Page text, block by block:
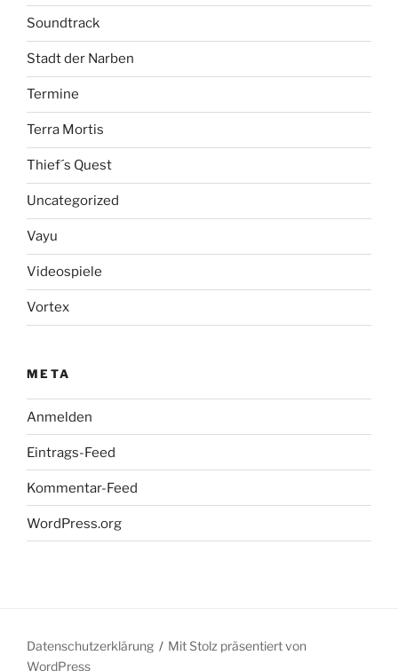
Soundtrack
Stadt der Narben
Termine
Terra Mortis
Thief´s Quest
Uncategorized
Vayu
Videospiele
Vortex
META
Anmelden
Eintrags-Feed
Kommentar-Feed
WordPress.org
Datenschutzerklärung
Mit Stolz präsentiert von
WordPress